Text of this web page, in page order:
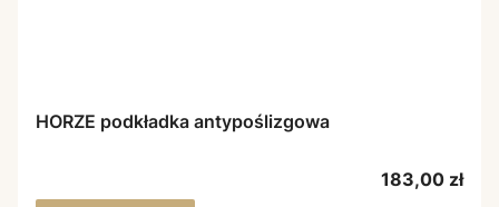
HORZE podkładka antypoślizgowa
Cena
183,00 zł